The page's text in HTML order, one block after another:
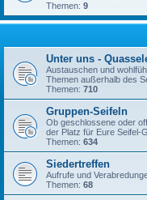
Themen: 9
Unter uns -
Austauschen und
Themen außerhalb des
Themen: 710
Gruppen-Seifeln
Ob geschlossene oder
der Platz für Eure Seifel-
Themen: 634
Siedertreffen
Aufrufe und
Themen: 68